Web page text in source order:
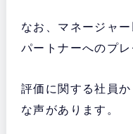
なお、マネージャ
パートナーへのプレ
評価に関する社員
な声があります。